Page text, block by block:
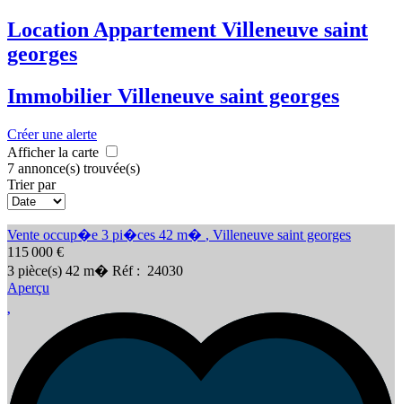
Location Appartement Villeneuve saint
georges
Immobilier Villeneuve saint georges
Créer une alerte
Afficher la carte
7 annonce(s) trouvée(s)
Trier par
Vente occup�e 3 pi�ces 42 m� , Villeneuve saint georges
115 000 €
3 pièce(s) 42 m� Réf : 24030
Aperçu